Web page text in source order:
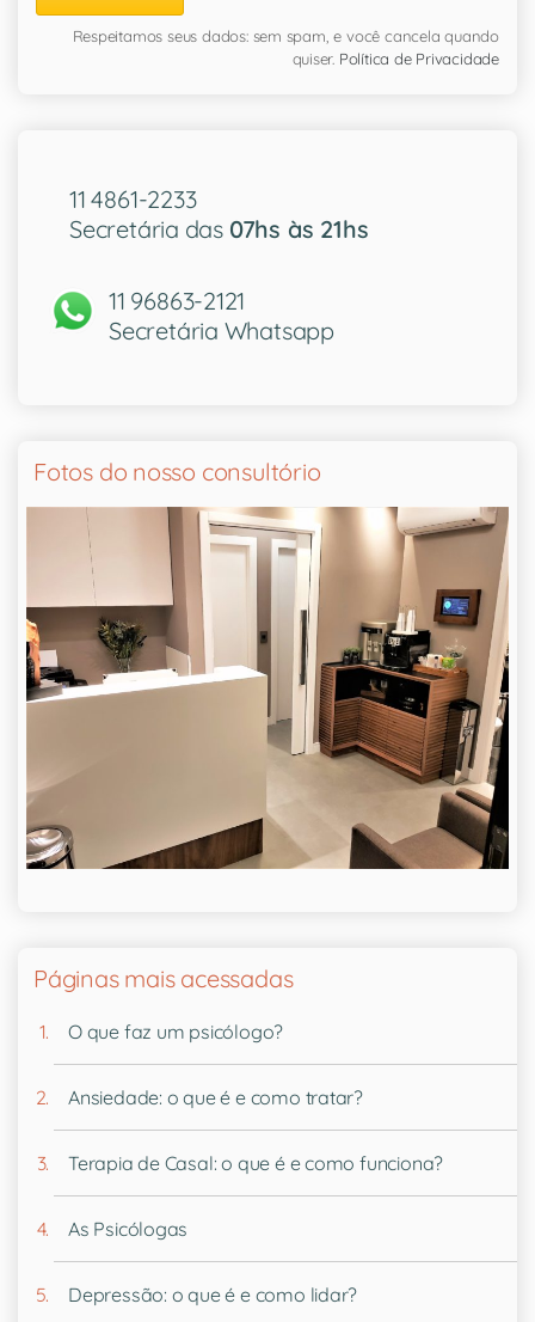
Respeitamos seus dados: sem spam, e você cancela quando
quiser. Política de Privacidade
11 4861-2233
Secretária das 07hs às 21hs
11 96863-2121
Secretária Whatsapp
Fotos do nosso consultório
Páginas mais acessadas
O que faz um psicólogo?
Ansiedade: o que é e como tratar?
Terapia de Casal: o que é e como funciona?
As Psicólogas
Depressão: o que é e como lidar?